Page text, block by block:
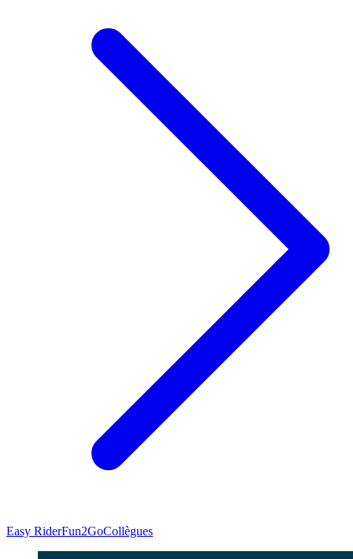
Easy RiderFun2GoCollègues